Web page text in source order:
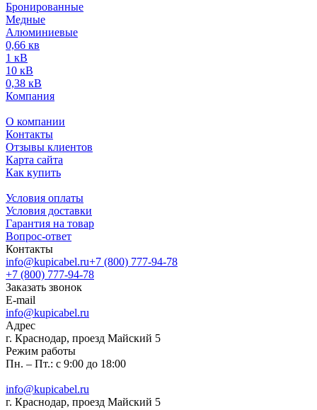
Бронированные
Медные
Алюминиевые
0,66 кв
1 кВ
10 кВ
0,38 кВ
Компания
О компании
Контакты
Отзывы клиентов
Карта сайта
Как купить
Условия оплаты
Условия доставки
Гарантия на товар
Вопрос-ответ
Контакты
info@kupicabel.ru+7 (800) 777-94-78
+7 (800) 777-94-78
Заказать звонок
E-mail
info@kupicabel.ru
Адрес
г. Краснодар, проезд Майский 5
Режим работы
Пн. – Пт.: с 9:00 до 18:00
info@kupicabel.ru
г. Краснодар, проезд Майский 5